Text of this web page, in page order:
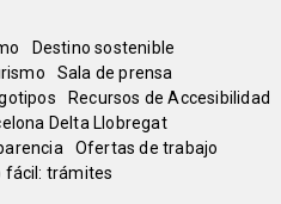
Destino sostenible
Sala de prensa
Recursos de Accesibilidad
Delta Llobregat
Ofertas de trabajo
fácil: trámites